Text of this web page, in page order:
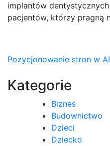
implantów
pacjentów, którzy pragną
Nawigacja
wpisu
Pozycjonowanie stron w AI
Kategorie
Biznes
Budownictwo
Dzieci
Dziecko